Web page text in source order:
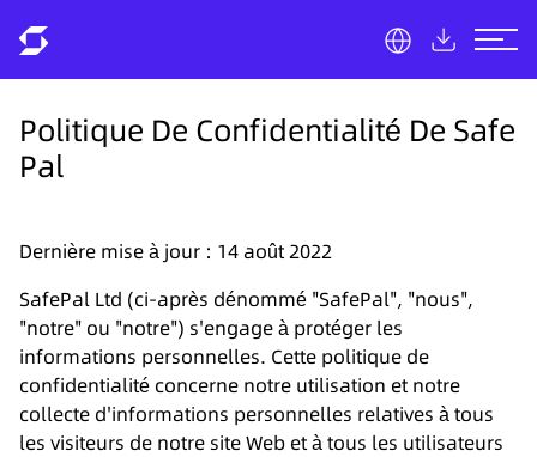
Politique De Confidentialité De Safe
Pal
Dernière mise à jour : 14 août 2022
SafePal Ltd (ci-après dénommé "SafePal", "nous",
"notre" ou "notre") s'engage à protéger les
informations personnelles. Cette politique de
confidentialité concerne notre utilisation et notre
collecte d'informations personnelles relatives à tous
les visiteurs de notre site Web et à tous les utilisateurs